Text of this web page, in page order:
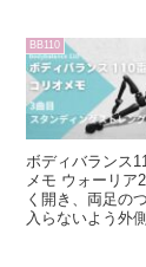
BB110
ボディバランス
メモ ウォーリア
く開き、両足の
入らないよう外